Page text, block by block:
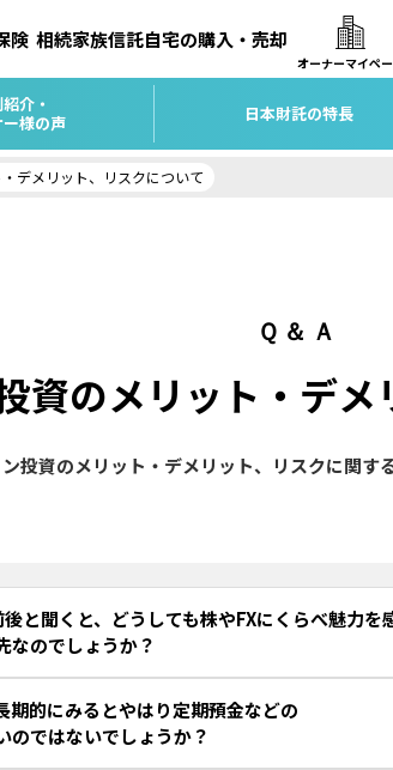
険 相続家族信託自宅の購入・売却
オーナーマイペ
介・
様の声
日本財託の特長
デメリット、リスクについて
Ｑ＆Ａ
資のメリット・デ
投資のメリット・デメリット、リスクに関す
と聞くと、どうしても株やFXにくらべ魅力を
なのでしょうか？
期的にみるとやはり定期預金などの
のではないでしょうか？